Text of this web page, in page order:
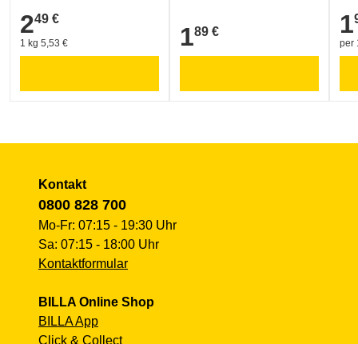
2,49 €
249 €
1 kg 5,53 €
1,89 €
189 € 1
per
Kontakt
0800 828 700
Mo-Fr: 07:15 - 19:30 Uhr
Sa: 07:15 - 18:00 Uhr
Kontaktformular
BILLA Online Shop
BILLA App
Click & Collect